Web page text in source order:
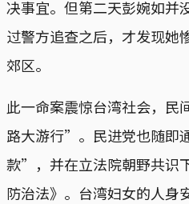
决事宜。但第二天彭婉如并
过警方追查之后，才发现她
郊区。
此一命案震惊台湾社会，
路大游行”。民进党也随即
款”，并在立法院朝野共识
防治法》。台湾妇女的人身